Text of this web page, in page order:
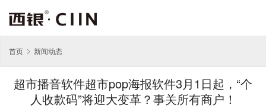
首页 新闻动态
超市播音软件超市pop海报软件3月1日起，“个
人收款码”将迎大变革？事关所有商户！